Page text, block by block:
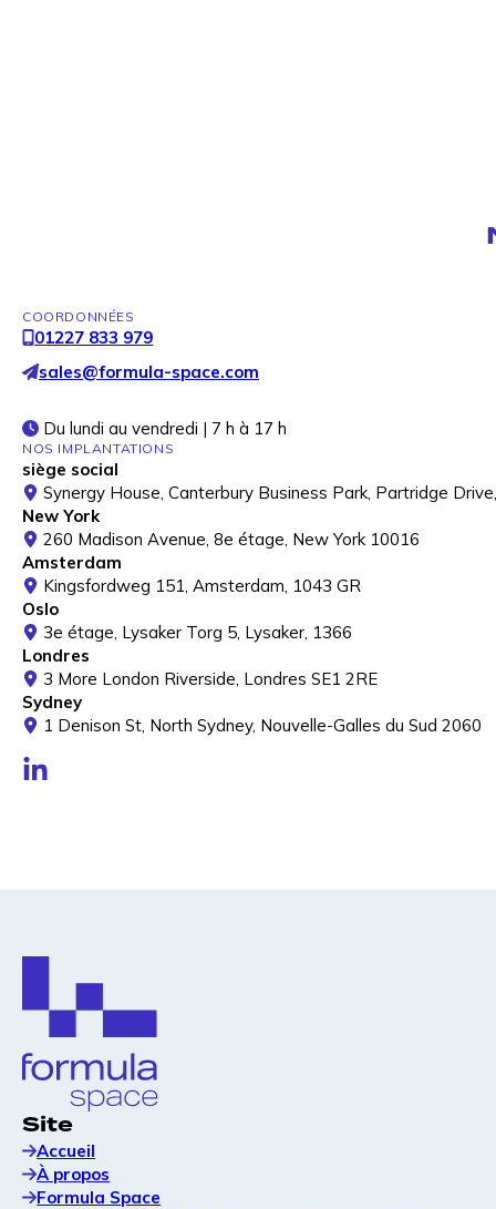
COORDONNÉES
01227 833 979
sales@formula-space.com
Du lundi au vendredi | 7 h à 17 h
NOS IMPLANTATIONS
siège social
Synergy House, Canterbury Business Park, Partridge
New York
260 Madison Avenue, 8e étage, New York 10016
Amsterdam
Kingsfordweg 151, Amsterdam, 1043 GR
Oslo
3e étage, Lysaker Torg 5, Lysaker, 1366
Londres
3 More London Riverside, Londres SE1 2RE
Sydney
1 Denison St, North Sydney, Nouvelle-Galles du Sud 2060
Site
Accueil
À propos
Formula Space